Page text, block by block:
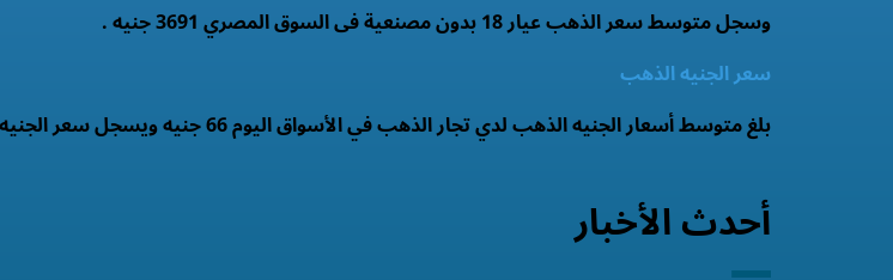
وسجل متوسط سعر الذهب عيار 18 بدون مصنعية فى السوق المصري 3691 جنيه .
سعر الجنيه الذهب
بلغ متوسط أسعار الجنيه الذهب لدي تجار الذهب في الأسواق اليوم 66 جنيه ويسجل سعر الجنيه الذهب 8 جرامات من عيار 21 .
أحدث الأخبار